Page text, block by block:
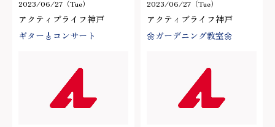
2023/06/27（Tue）
アクティブライフ神戸
ギター🎸コンサート
2023/06/27（Tue）
アクティブライフ神戸
🌼ガーデニング教室🌼